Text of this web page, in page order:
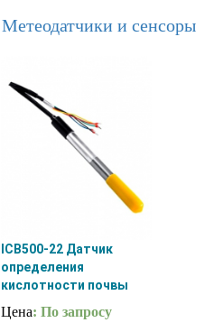
Метеодатчики и сенсоры
ICB500-22 Датчик
определения
кислотности почвы
Цена: По запросу